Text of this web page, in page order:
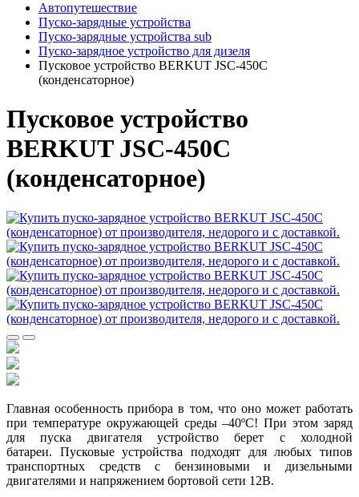
Автопутешествие
Пуско-зарядные устройства
Пуско-зарядные устройства sub
Пуско-зарядное устройство для дизеля
Пусковое устройство BERKUT JSC-450C
(конденсаторное)
Пусковое устройство
BERKUT JSC-450C
(конденсаторное)
Главная особенность прибора в том, что оно может работать
при температуре окружающей среды –40ºС! При этом заряд
для пуска двигателя устройство берет с холодной
батареи. Пусковые устройства подходят для любых типов
транспортных средств с бензиновыми и дизельными
двигателями и напряжением бортовой сети 12В.